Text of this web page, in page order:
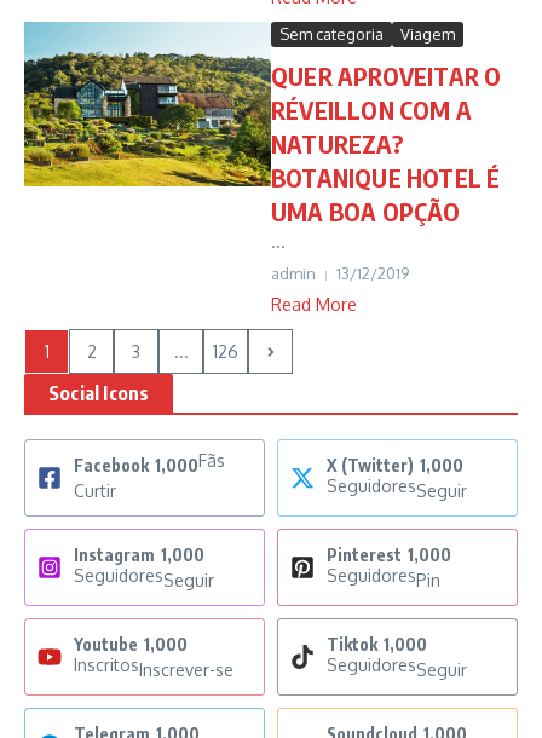
Sem categoria Viagem
QUER APROVEITAR O
RÉVEILLON COM A
NATUREZA?
BOTANIQUE HOTEL É
UMA BOA OPÇÃO
...
admin 13/12/2019
Read More
1 2 3 ... 126
Social Icons
Facebook 1,000Fãs
Curtir
X (Twitter) 1,000
SeguidoresSeguir
Instagram 1,000
SeguidoresSeguir
Pinterest 1,000
SeguidoresPin
Youtube 1,000
InscritosInscrever-se
Tiktok 1,000
SeguidoresSeguir
Telegram 1,000
Soundcloud 1,000